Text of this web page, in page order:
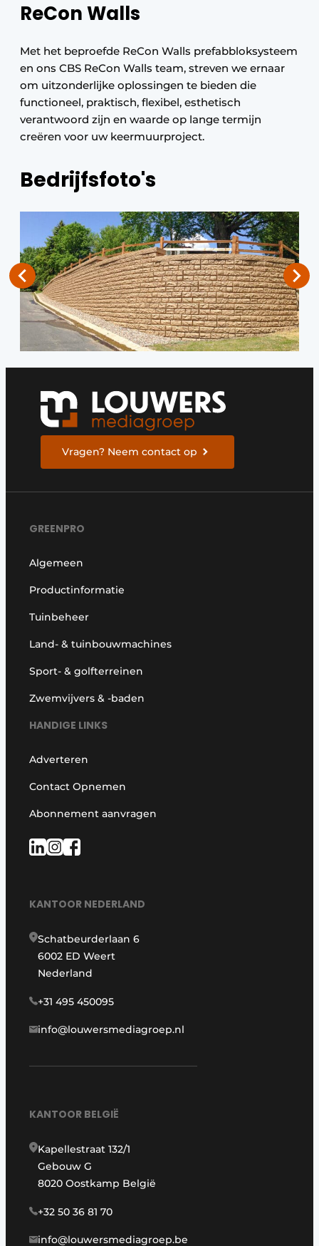
ReCon Walls
Met het beproefde ReCon Walls prefabbloksysteem
en ons CBS ReCon Walls team, streven we ernaar
om uitzonderlijke oplossingen te bieden die
functioneel, praktisch, flexibel, esthetisch
verantwoord zijn en waarde op lange termijn
creëren voor uw keermuurproject.
Bedrijfsfoto's
Vragen? Neem contact op
GREENPRO
Algemeen
Productinformatie
Tuinbeheer
Land- & tuinbouwmachines
Sport- & golfterreinen
Zwemvijvers & -baden
HANDIGE LINKS
Adverteren
Contact Opnemen
Abonnement aanvragen
KANTOOR NEDERLAND
Schatbeurderlaan 6
6002 ED Weert
Nederland
+31 495 450095
info@louwersmediagroep.nl
KANTOOR BELGIË
Kapellestraat 132/1
Gebouw G
8020 Oostkamp België
+32 50 36 81 70
info@louwersmediagroep.be